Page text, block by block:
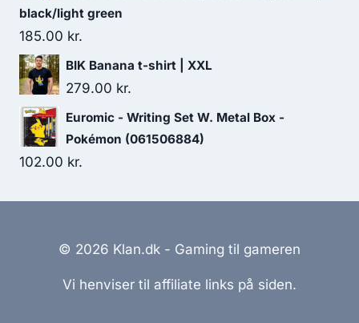
black/light green
185.00 kr.
BIK Banana t-shirt | XXL
279.00 kr.
Euromic - Writing Set W. Metal Box -
Pokémon (061506884)
102.00 kr.
© 2026 Klan.dk - Gaming til gameren
Vi henviser til affiliate links på siden.